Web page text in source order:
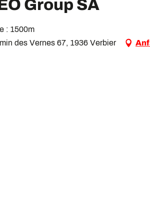
Group SA
: 1500m
des Vernes 67, 1936 Verbier